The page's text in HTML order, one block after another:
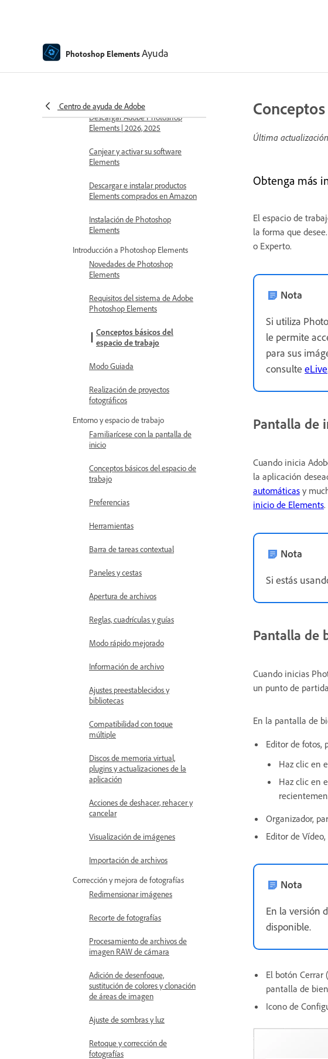
Photoshop ElementsAyuda
Centro de ayuda de Adobe
Ayuda de Photoshop Elements
Familiarización con Photoshop
Descargar e instalar Photoshop Elements
Descargar Adobe Photoshop
Elements | 2026, 2025
Canjear y activar su software
Elements
Descargar e instalar productos
Elements comprados en Amazon
Instalación de Photoshop
Elements
Introducción a Photoshop Elements
Novedades de Photoshop
Elements
Requisitos del sistema de Adobe
Photoshop Elements
Conceptos básicos del
espacio de trabajo
Modo Guiada
Realización de proyectos
fotográficos
Entorno y espacio de trabajo
Familiarícese con la pantalla de
inicio
Conceptos básicos del espacio de
trabajo
Preferencias
Herramientas
Barra de tareas contextual
Paneles y cestas
Apertura de archivos
Reglas, cuadrículas y guías
Modo rápido mejorado
Información de archivo
Ajustes preestablecidos y
bibliotecas
Compatibilidad con toque
múltiple
Discos de memoria virtual,
plugins y actualizaciones de la
aplicación
Acciones de deshacer, rehacer y
cancelar
Visualización de imágenes
Importación de archivos
Corrección y mejora de fotografías
Redimensionar imágenes
Recorte de fotografías
Procesamiento de archivos de
imagen RAW de cámara
Adición de desenfoque,
sustitución de colores y clonación
de áreas de imagen
Ajuste de sombras y luz
Retoque y corrección de
fotografías
Última
Obtenga más
El espacio de
la forma que
o Experto.
Nota
Si utiliza
le permite
para sus
consulte eLive
Pantalla de
Cuando inicia
la aplicación
automáticas y
inicio de Elements.
Nota
Si estás
Pantalla de
Cuando inicias
un punto de
En la pantalla de
Editor de fotos,
Haz clic en
Haz clic en
Organizador,
Editor de
Nota
En la versión
disponible.
El botón Cerrar
pantalla de
Icono de